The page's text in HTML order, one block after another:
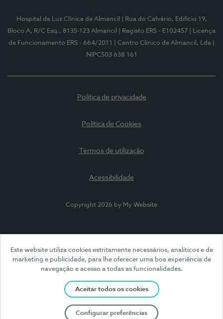
Este website utiliza cookies estritamente necessários, analíticos e de
marketing e publicidade, para lhe oferecer uma boa experiência de
navegação e acesso a todas as funcionalidades.
Aceitar todos os cookies
Configurar preferências
Hospital da Luz Clínica de Almancil
| Rua do Calvário, Edifício 19,
Bloco A, R/C Esq., 8135-123 Almancil
| Registo ERS - E102457
| Licença
de Funcionamento ERS - 664/2011
| Centro Clínico de Almancil, Lda
NIPC503 638 161
Política de privacidade
Política de Cookies
Termos de utilização
Acessibilidade
Copyright 2026 by My Website